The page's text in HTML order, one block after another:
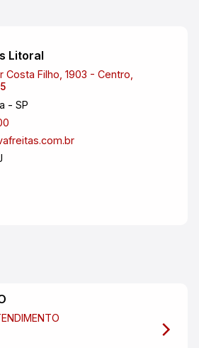
Litoral
Costa Filho, 1903 - Centro,
- SP